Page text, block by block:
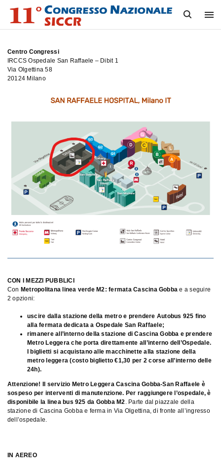
p
Centro Congressi
IRCCS Ospedale San Raffaele – Dibit 1
Via Olgettina 58
20124 Milano
CON I MEZZI PUBBLICI
Con Metropolitana linea verde M2: fermata Cascina Gobba e a seguire
2 opzioni:
uscire dalla stazione della metro e prendere Autobus 925 fino
alla fermata dedicata a Ospedale San Raffaele;
rimanere all’interno della stazione di Cascina Gobba e prendere
Metro Leggera che porta direttamente all’interno dell’Ospedale.
I biglietti si acquistano alle macchinette alla stazione della
metro leggera (costo biglietto €1,30 per 2 corse all’interno delle
24h).
Attenzione! Il servizio Metro Leggera Cascina Gobba-San Raffaele è
sospeso per interventi di manutenzione. Per raggiungere l’ospedale, è
disponibile la linea bus 925 da Gobba M2
. Parte dal piazzale della
stazione di Cascina Gobba e ferma in Via Olgettina, di fronte all’ingresso
dell’ospedale.
IN AEREO